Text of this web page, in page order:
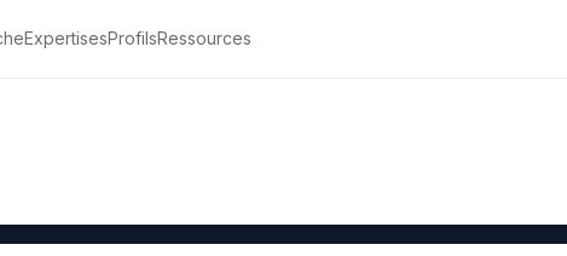
ExpertisesProfilsRessources